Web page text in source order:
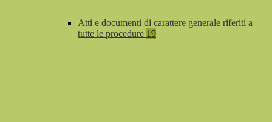
Atti e documenti di carattere generale riferiti a
tutte le procedure 19